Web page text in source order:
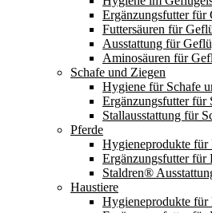
Ergänzungsfutter für
Futtersäuren für
Ausstattung für
Aminosäuren für
Schafe und Ziegen
Hygiene für Schafe
Ergänzungsfutter für
Stallausstattung für
Pferde
Hygieneprodukte für
Ergänzungsfutter für
Staldren®
Haustiere
Hygieneprodukte für